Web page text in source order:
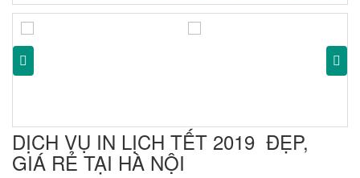
DỊCH VỤ IN LỊCH TẾT 2019 ĐẸP,
GIÁ RẺ TẠI HÀ NỘI